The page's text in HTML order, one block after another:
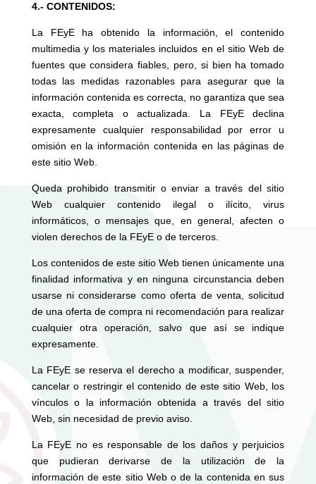
4.- CONTENIDOS:
La FEyE ha obtenido la información, el contenido
multimedia y los materiales incluidos en el sitio Web de
fuentes que considera fiables, pero, si bien ha tomado
todas las medidas razonables para asegurar que la
información contenida es correcta, no garantiza que sea
exacta, completa o actualizada. La FEyE declina
expresamente cualquier responsabilidad por error u
omisión en la información contenida en las páginas de
este sitio Web.
Queda prohibido transmitir o enviar a través del sitio
Web cualquier contenido ilegal o ilícito, virus
informáticos, o mensajes que, en general, afecten o
violen derechos de la FEyE o de terceros.
Los contenidos de este sitio Web tienen únicamente una
finalidad informativa y en ninguna circunstancia deben
usarse ni considerarse como oferta de venta, solicitud
de una oferta de compra ni recomendación para realizar
cualquier otra operación, salvo que así se indique
expresamente.
La FEyE se reserva el derecho a modificar, suspender,
cancelar o restringir el contenido de este sitio Web, los
vínculos o la información obtenida a través del sitio
Web, sin necesidad de previo aviso.
La FEyE no es responsable de los daños y perjuicios
que pudieran derivarse de la utilización de la
información de este sitio Web o de la contenida en sus